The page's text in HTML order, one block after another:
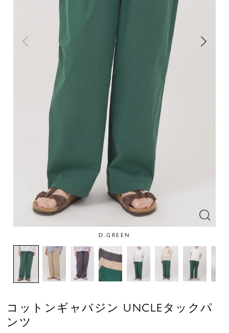
D.GREEN
コットンギャバジン UNCLEタックパ
ンツ